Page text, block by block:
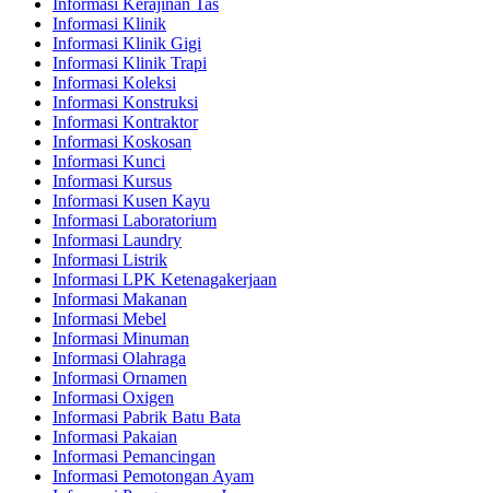
Informasi Kerajinan Tas
Informasi Klinik
Informasi Klinik Gigi
Informasi Klinik Trapi
Informasi Koleksi
Informasi Konstruksi
Informasi Kontraktor
Informasi Koskosan
Informasi Kunci
Informasi Kursus
Informasi Kusen Kayu
Informasi Laboratorium
Informasi Laundry
Informasi Listrik
Informasi LPK Ketenagakerjaan
Informasi Makanan
Informasi Mebel
Informasi Minuman
Informasi Olahraga
Informasi Ornamen
Informasi Oxigen
Informasi Pabrik Batu Bata
Informasi Pakaian
Informasi Pemancingan
Informasi Pemotongan Ayam